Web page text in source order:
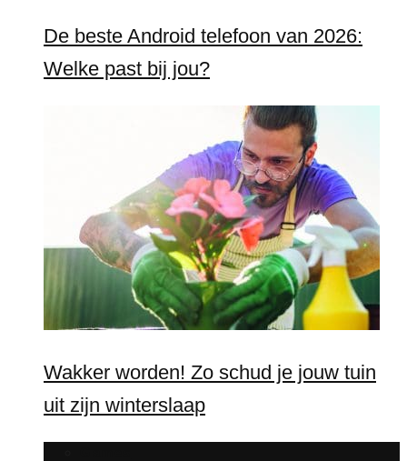
De beste Android telefoon van 2026:
Welke past bij jou?
Wakker worden! Zo schud je jouw tuin
uit zijn winterslaap